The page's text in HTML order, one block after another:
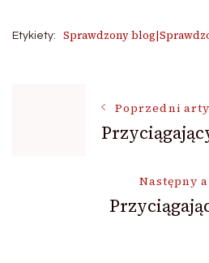
Etykiety: Sprawdzony
Nawigacja
Poprzedni
Następny